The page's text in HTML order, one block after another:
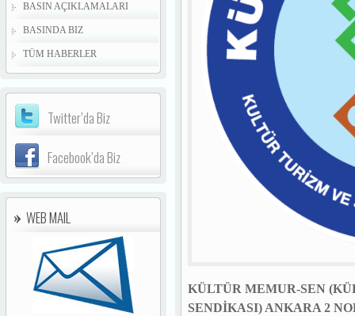
BASIN AÇIKLAMALARI
BASINDA BIZ
TÜM HABERLER
Twitter’da Biz
Facebook’da Biz
WEB MAIL
KÜLTÜR MEMUR-SEN
SENDİKASI) ANKARA 2